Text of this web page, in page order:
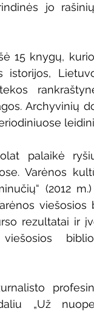
jo
15 knygų,
istorijos,
Archyvinių
palaikė
Varėnos
(2012
rezultatai ir
viešosios
„Už